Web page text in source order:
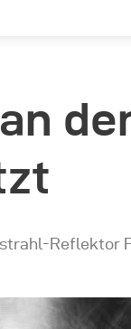
Reflektor